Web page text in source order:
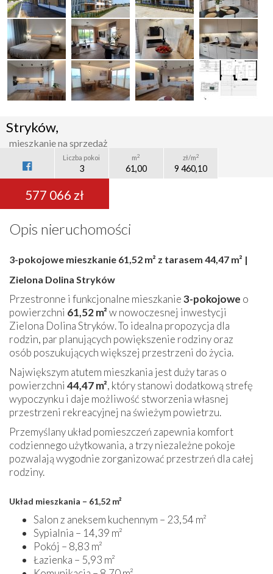
Stryków,
mieszkanie na sprzedaż
Liczba pokoi
3
m2
61,00
zł/m2
9 460,10
577 066 zł
Opis nieruchomości
3-pokojowe mieszkanie 61,52 m² z tarasem 44,47 m² |
Zielona Dolina Stryków
Przestronne i funkcjonalne mieszkanie3-pokojowe o
powierzchni 61,52 m²w nowoczesnej inwestycji
Zielona Dolina Stryków. To idealna propozycja dla
rodzin, par planujących powiększenie rodziny oraz
osób poszukujących większej przestrzeni do życia.
Największym atutem mieszkania jest duży taras o
powierzchni 44,47 m², który stanowi dodatkową strefę
wypoczynku i daje możliwość stworzenia własnej
przestrzeni rekreacyjnej na świeżym powietrzu.
Przemyślany układ pomieszczeń zapewnia komfort
codziennego użytkowania, a trzy niezależne pokoje
pozwalają wygodnie zorganizować przestrzeń dla całej
rodziny.
Układ mieszkania – 61,52 m²
Salon z aneksem kuchennym – 23,54 m²
Sypialnia – 14,39 m²
Pokój – 8,83 m²
Łazienka – 5,93 m²